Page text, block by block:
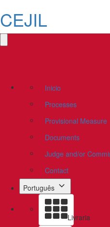
CEJIL
Inicio
Processes
Provisional Measure
Documents
Judge and/or
Contact
Português
Livraria